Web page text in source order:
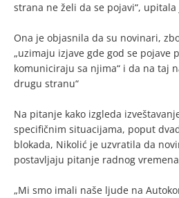
strana ne želi da se pojavi“,
Ona je objasnila da su novinari,
„uzimaju izjave gde god se pojave
komuniciraju sa njima“ i da na taj
drugu stranu“
Na pitanje kako izgleda
specifičnim situacijama, poput
blokada, Nikolić je uzvratila da
postavljaju pitanje radnog
„Mi smo imali naše ljude na